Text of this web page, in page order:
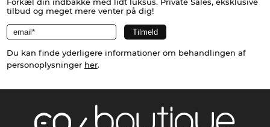
tilbud og meget mere venter på dig!
Du kan finde yderligere informationer om behandlingen af
personoplysninger her.